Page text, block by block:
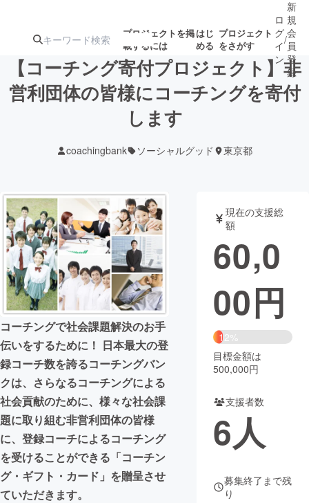
プロジェクトを掲
載するには
はじ
める
プロジェクト
をさがす
注目の新着プロ募集終了が近いプ
ロジェクト
テクノロジー・ガジェット
映像・映画 書籍・雑誌
ビジネス・起業 チャレンジ
まちづくり・地域活性化
CAMPFIRE for Social Good
CAMPFIRE Creation
CAMPFIREふるさと納税machi-ya コミュニティ
ロ
グ
イ
ン
/
新
規
会
員
登
録
【コーチング寄付プロジェクト】非
営利団体の皆様にコーチングを寄付
します
coachingbank ソーシャルグッド 東京都
コーチングで社会課題解決のお手
伝いをするために！ 日本最大の登
録コーチ数を誇るコーチングバン
クは、さらなるコーチングによる
社会貢献のために、様々な社会課
題に取り組む非営利団体の皆様
に、登録コーチによるコーチング
を受けることができる「コーチン
グ・ギフト・カード」を贈呈させ
ていただきます。
現在の支援総
額
60,0
00円
12%
目標金額は
500,000円
支援者数
6人
募集終了まで残
り